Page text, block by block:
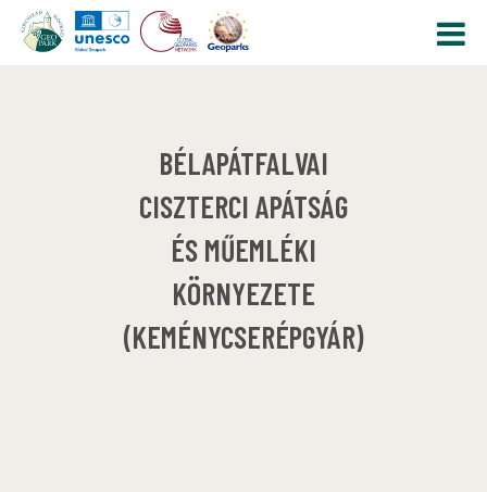
BÉLAPÁTFALVAI
CISZTERCI APÁTSÁG
ÉS MŰEMLÉKI
KÖRNYEZETE
(KEMÉNYCSERÉPGYÁR)